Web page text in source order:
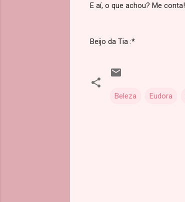
E aí, o que achou? Me conta!
Beijo da Tia :*
Beleza Eudora